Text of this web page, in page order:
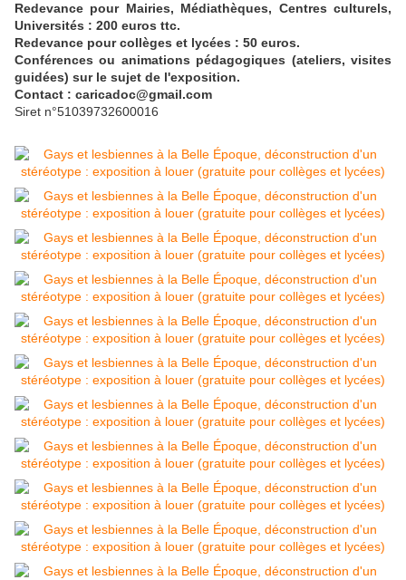
Redevance pour Mairies, Médiathèques, Centres culturels,
Universités : 200 euros ttc.
Redevance pour collèges et lycées : 50 euros.
Conférences ou animations pédagogiques (ateliers, visites
guidées) sur le sujet de l'exposition.
Contact : caricadoc@gmail.com
Siret n°51039732600016